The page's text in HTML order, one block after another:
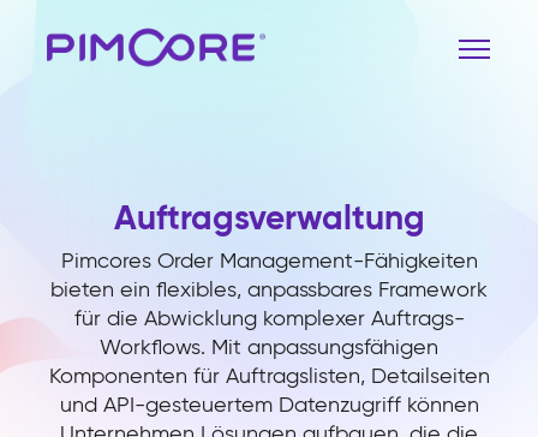
Auftragsverwaltung
Pimcores Order Management-Fähigkeiten
bieten ein flexibles, anpassbares Framework
für die Abwicklung komplexer Auftrags-
Workflows. Mit anpassungsfähigen
Komponenten für Auftragslisten, Detailseiten
und API-gesteuertem Datenzugriff können